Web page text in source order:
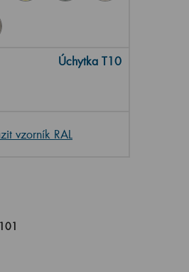
Úchytka T10
vzorník RAL